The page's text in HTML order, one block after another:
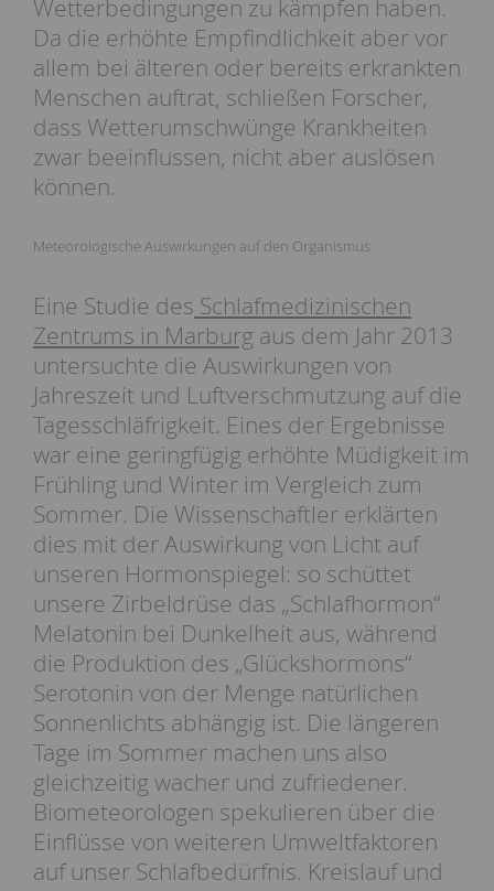
Wetterbedingungen zu kämpfen haben.
Da die erhöhte Empfindlichkeit aber vor
allem bei älteren oder bereits erkrankten
Menschen auftrat, schließen Forscher,
dass Wetterumschwünge Krankheiten
zwar beeinflussen, nicht aber auslösen
können.
Meteorologische Auswirkungen auf den Organismus
Eine Studie des Schlafmedizinischen
Zentrums in Marburg aus dem Jahr 2013
untersuchte die Auswirkungen von
Jahreszeit und Luftverschmutzung auf die
Tagesschläfrigkeit. Eines der Ergebnisse
war eine geringfügig erhöhte Müdigkeit im
Frühling und Winter im Vergleich zum
Sommer. Die Wissenschaftler erklärten
dies mit der Auswirkung von Licht auf
unseren Hormonspiegel: so schüttet
unsere Zirbeldrüse das „Schlafhormon“
Melatonin bei Dunkelheit aus, während
die Produktion des „Glückshormons“
Serotonin von der Menge natürlichen
Sonnenlichts abhängig ist. Die längeren
Tage im Sommer machen uns also
gleichzeitig wacher und zufriedener.
Biometeorologen spekulieren über die
Einflüsse von weiteren Umweltfaktoren
auf unser Schlafbedürfnis. Kreislauf und